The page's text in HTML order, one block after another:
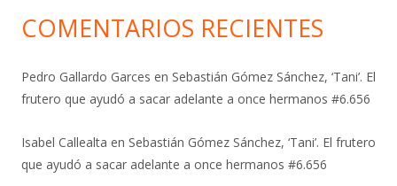
COMENTARIOS RECIENTES
Pedro Gallardo Garces en Sebastián Gómez Sánchez, ‘Tani’. El
frutero que ayudó a sacar adelante a once hermanos #6.656
Isabel Callealta en Sebastián Gómez Sánchez, ‘Tani’. El frutero
que ayudó a sacar adelante a once hermanos #6.656